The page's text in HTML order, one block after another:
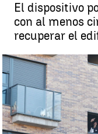
El dispositivo
con al menos
recuperar el
Tres miembros